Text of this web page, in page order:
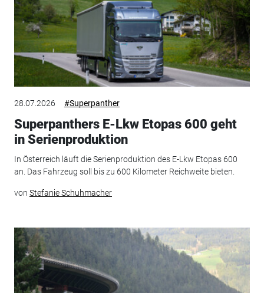
28.07.2026 #Superpanther
Superpanthers E-Lkw Etopas 600 geht
in Serienproduktion
In Österreich läuft die Serienproduktion des E-Lkw Etopas 600
an. Das Fahrzeug soll bis zu 600 Kilometer Reichweite bieten.
von Stefanie Schuhmacher